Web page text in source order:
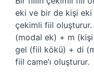
eki ve bir de kişi eki
çekimli fiil
(modal ek) + m
gel (fiil kökü) + di
fiil came’ı oluşturur.